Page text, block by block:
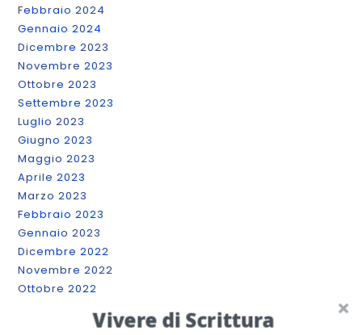
Febbraio 2024
Gennaio 2024
Dicembre 2023
Novembre 2023
Ottobre 2023
Settembre 2023
Luglio 2023
Giugno 2023
Maggio 2023
Aprile 2023
Marzo 2023
Febbraio 2023
Gennaio 2023
Dicembre 2022
Novembre 2022
Ottobre 2022
Vivere di Scrittura